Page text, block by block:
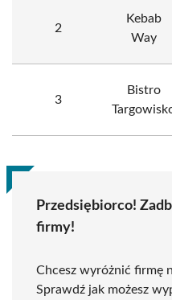
2
Kebab
Way
3
Bistro
Przedsiębiorco!
firmy!
Chcesz wyróżnić firmę
Sprawdź jak możesz